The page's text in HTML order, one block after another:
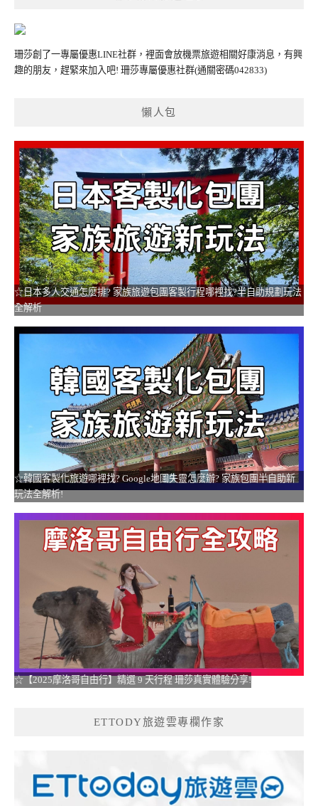
珊莎創了一專屬優惠LINE社群，裡面會放機票旅遊相關好康消息，有興
趣的朋友，趕緊來加入吧! 珊莎專屬優惠社群(通關密碼042833)
懶人包
☆日本多人交通怎麼排? 家族旅遊包團客製行程哪裡找?半自助規劃玩法
全解析
☆韓國客製化旅遊哪裡找? Google地圖失靈怎麼辦? 家族包團半自助新
玩法全解析!
☆【2025摩洛哥自由行】精選 9 天行程 珊莎真實體驗分享!
ETTODY旅遊雲專欄作家